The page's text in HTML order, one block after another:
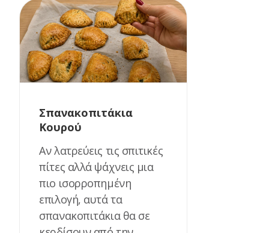
Σπανακοπιτάκια
Κουρού
Αν λατρεύεις τις σπιτικές
πίτες αλλά ψάχνεις μια
πιο ισορροπημένη
επιλογή, αυτά τα
σπανακοπιτάκια θα σε